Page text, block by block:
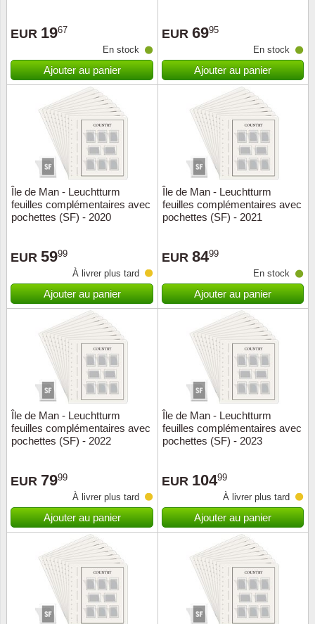
EUR 1967
En stock
Ajouter au panier
EUR 6995
En stock
Ajouter au panier
Île de Man - Leuchtturm
feuilles complémentaires avec
pochettes (SF) - 2020
EUR 5999
À livrer plus tard
Ajouter au panier
Île de Man - Leuchtturm
feuilles complémentaires avec
pochettes (SF) - 2021
EUR 8499
En stock
Ajouter au panier
Île de Man - Leuchtturm
feuilles complémentaires avec
pochettes (SF) - 2022
EUR 7999
À livrer plus tard
Ajouter au panier
Île de Man - Leuchtturm
feuilles complémentaires avec
pochettes (SF) - 2023
EUR 10499
À livrer plus tard
Ajouter au panier